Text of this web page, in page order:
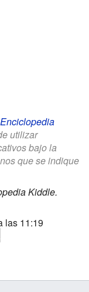
Enciclopedia
utilizar
bajo la
que se indique
Kiddle.
las 11:19